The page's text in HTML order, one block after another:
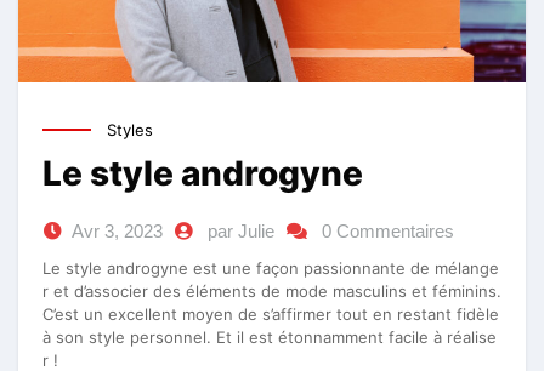
Styles
Le style androgyne
Avr 3, 2023 par Julie 0 Commentaires
Le style androgyne est une façon passionnante de mélange
r et d’associer des éléments de mode masculins et féminins.
C’est un excellent moyen de s’affirmer tout en restant fidèle
à son style personnel. Et il est étonnamment facile à réalise
r !